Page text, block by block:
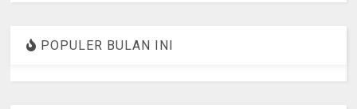
POPULER BULAN INI